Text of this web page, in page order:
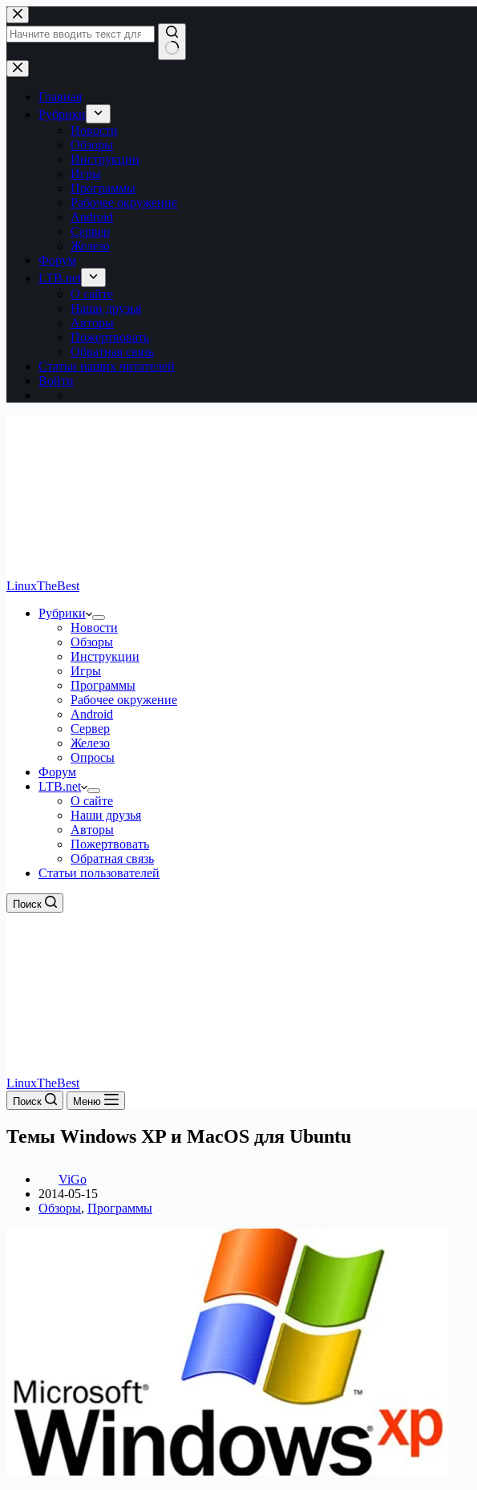
Перейти
к
сути
Ничего
не
найденоГлавная
Рубрики
Новости
Обзоры
Инструкции
Игры
Программы
Рабочее окружение
Android
Сервер
Железо
Форум
LTB.net
О сайте
Наши друзья
Авторы
Пожертвовать
Обратная связь
Статьи наших читателей
Войти
LinuxTheBest
Рубрики
Новости
Обзоры
Инструкции
Игры
Программы
Рабочее окружение
Android
Сервер
Железо
Опросы
Форум
LTB.net
О сайте
Наши друзья
Авторы
Пожертвовать
Обратная связь
Статьи пользователей
Поиск
LinuxTheBest
Поиск Меню
Темы Windows XP и MacOS для Ubuntu
ViGo
2014-05-15
Обзоры, Программы